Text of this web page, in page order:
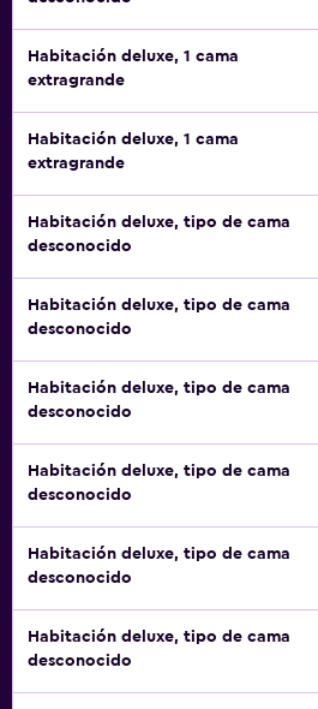
Habitación deluxe, 1 cama
extragrande
Habitación deluxe, 1 cama
extragrande
Habitación deluxe, tipo de cama
desconocido
Habitación deluxe, tipo de cama
desconocido
Habitación deluxe, tipo de cama
desconocido
Habitación deluxe, tipo de cama
desconocido
Habitación deluxe, tipo de cama
desconocido
Habitación deluxe, tipo de cama
desconocido